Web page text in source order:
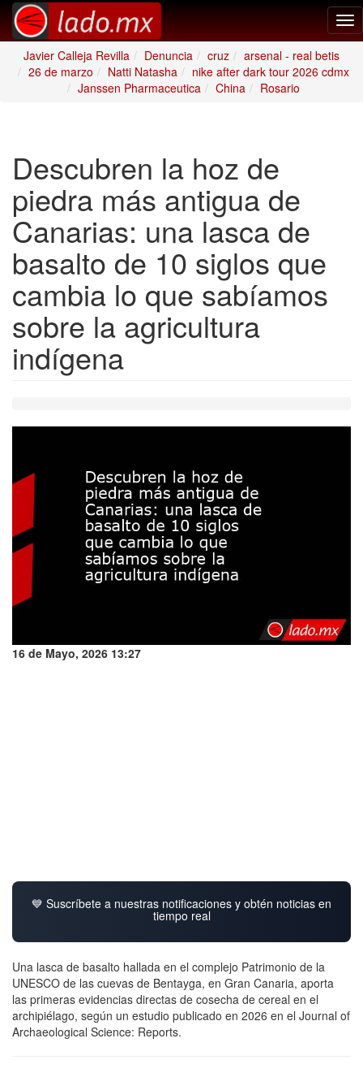
Javier Calleja Revilla
Denuncia cruz
arsenal - real betis
26 de marzo
Natti Natasha
nike after dark tour 2026 cdmx
Janssen Pharmaceutica
China Rosario
Descubren la hoz de
piedra más antigua de
Canarias: una lasca de
basalto de 10 siglos que
cambia lo que sabíamos
sobre la agricultura
indígena
16 de Mayo, 2026 13:27
💙 Suscríbete a nuestras notificaciones y obtén noticias en
tiempo real
Una lasca de basalto hallada en el complejo Patrimonio de la
UNESCO de las cuevas de Bentayga, en Gran Canaria, aporta
las primeras evidencias directas de cosecha de cereal en el
archipiélago, según un estudio publicado en 2026 en el Journal of
Archaeological Science: Reports.